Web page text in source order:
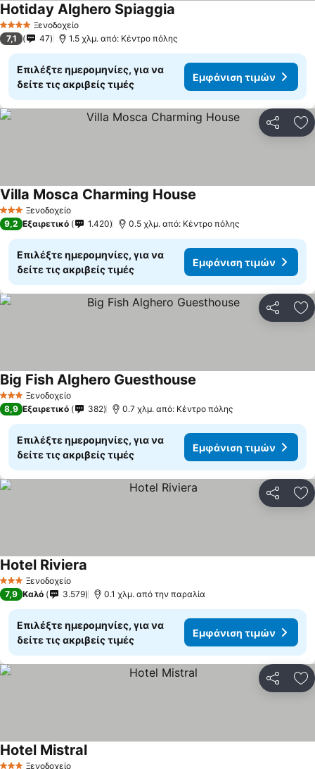
4 ΑστέριαΞενοδοχείο
Hotiday Alghero Spiaggia
7,1 47 1.5 χλμ. από: Κέντρο πόλης
Επιλέξτε ημερομηνίες, για να
δείτε τις ακριβείς τιμές
Εμφάνιση τιμών
3 ΑστέριαΞενοδοχείο
Villa Mosca Charming House
9,2 Εξαιρετικό 1.420 0.5 χλμ. από: Κέντρο πόλης
Επιλέξτε ημερομηνίες, για να
δείτε τις ακριβείς τιμές
Εμφάνιση τιμών
3 ΑστέριαΞενοδοχείο
Big Fish Alghero Guesthouse
8,9 Εξαιρετικό 382 0.7 χλμ. από: Κέντρο πόλης
Επιλέξτε ημερομηνίες, για να
δείτε τις ακριβείς τιμές
Εμφάνιση τιμών
3 ΑστέριαΞενοδοχείο
Hotel Riviera
7,9 Καλό 3.579 0.1 χλμ. από την παραλία
Επιλέξτε ημερομηνίες, για να
δείτε τις ακριβείς τιμές
Εμφάνιση τιμών
Ξενοδοχείο
Hotel MistralΕμφάνιση τιμών